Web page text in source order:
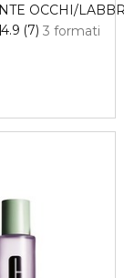
OCCHI/
3 formati
4.9 7